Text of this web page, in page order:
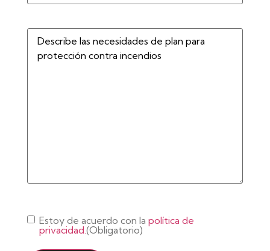
Describe
necesidades
Consentimiento(Obligatorio)
Estoy de acuerdo con la política de
privacidad.(Obligatorio)